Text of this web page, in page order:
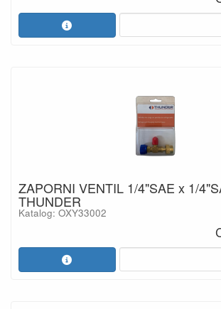
ZAPORNI VENTIL 1/4"SAE x 1/
THUNDER
Katalog: OXY33002